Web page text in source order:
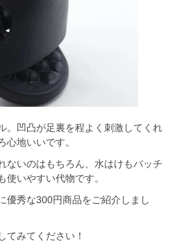
。凹凸が足裏を程よく刺激してくれ
心地いいです。
ないのはもちろん、水はけもバッチ
使いやすい代物です。
優秀な300円商品をご紹介しまし
てみてください！